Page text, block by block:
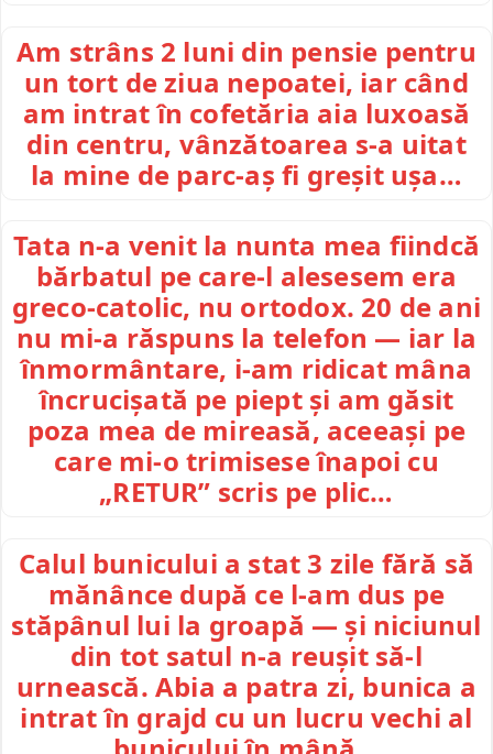
Am strâns 2 luni din pensie pentru
un tort de ziua nepoatei, iar când
am intrat în cofetăria aia luxoasă
din centru, vânzătoarea s-a uitat
la mine de parc-aș fi greșit ușa…
Tata n-a venit la nunta mea fiindcă
bărbatul pe care-l alesesem era
greco-catolic, nu ortodox. 20 de ani
nu mi-a răspuns la telefon — iar la
înmormântare, i-am ridicat mâna
încrucișată pe piept și am găsit
poza mea de mireasă, aceeași pe
care mi-o trimisese înapoi cu
„RETUR” scris pe plic…
Calul bunicului a stat 3 zile fără să
mănânce după ce l-am dus pe
stăpânul lui la groapă — și niciunul
din tot satul n-a reușit să-l
urnească. Abia a patra zi, bunica a
intrat în grajd cu un lucru vechi al